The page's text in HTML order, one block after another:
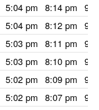
5:04 pm 8:14 pm
5:04 pm 8:12 pm
5:03 pm 8:11 pm
5:03 pm 8:10 pm
5:02 pm 8:09 pm
5:02 pm 8:07 pm